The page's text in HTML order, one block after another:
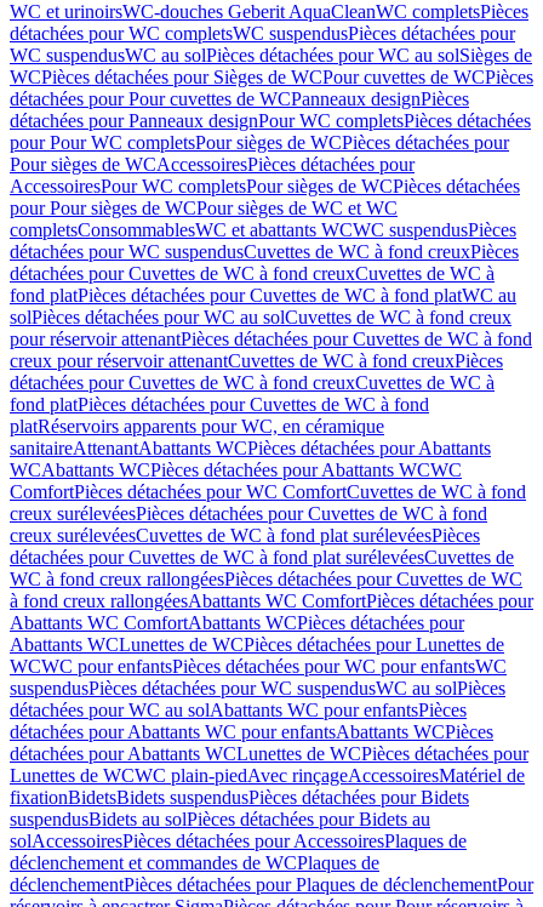
WC et urinoirsWC-douches Geberit AquaCleanWC completsPièces
détachées pour WC completsWC suspendusPièces détachées pour
WC suspendusWC au solPièces détachées pour WC au solSièges de
WCPièces détachées pour Sièges de WCPour cuvettes de WCPièces
détachées pour Pour cuvettes de WCPanneaux designPièces
détachées pour Panneaux designPour WC completsPièces détachées
pour Pour WC completsPour sièges de WCPièces détachées pour
Pour sièges de WCAccessoiresPièces détachées pour
AccessoiresPour WC completsPour sièges de WCPièces détachées
pour Pour sièges de WCPour sièges de WC et WC
completsConsommablesWC et abattants WCWC suspendusPièces
détachées pour WC suspendusCuvettes de WC à fond creuxPièces
détachées pour Cuvettes de WC à fond creuxCuvettes de WC à
fond platPièces détachées pour Cuvettes de WC à fond platWC au
solPièces détachées pour WC au solCuvettes de WC à fond creux
pour réservoir attenantPièces détachées pour Cuvettes de WC à fond
creux pour réservoir attenantCuvettes de WC à fond creuxPièces
détachées pour Cuvettes de WC à fond creuxCuvettes de WC à
fond platPièces détachées pour Cuvettes de WC à fond
platRéservoirs apparents pour WC, en céramique
sanitaireAttenantAbattants WCPièces détachées pour Abattants
WCAbattants WCPièces détachées pour Abattants WCWC
ComfortPièces détachées pour WC ComfortCuvettes de WC à fond
creux surélevéesPièces détachées pour Cuvettes de WC à fond
creux surélevéesCuvettes de WC à fond plat surélevéesPièces
détachées pour Cuvettes de WC à fond plat surélevéesCuvettes de
WC à fond creux rallongéesPièces détachées pour Cuvettes de WC
à fond creux rallongéesAbattants WC ComfortPièces détachées pour
Abattants WC ComfortAbattants WCPièces détachées pour
Abattants WCLunettes de WCPièces détachées pour Lunettes de
WCWC pour enfantsPièces détachées pour WC pour enfantsWC
suspendusPièces détachées pour WC suspendusWC au solPièces
détachées pour WC au solAbattants WC pour enfantsPièces
détachées pour Abattants WC pour enfantsAbattants WCPièces
détachées pour Abattants WCLunettes de WCPièces détachées pour
Lunettes de WCWC plain-piedAvec rinçageAccessoiresMatériel de
fixationBidetsBidets suspendusPièces détachées pour Bidets
suspendusBidets au solPièces détachées pour Bidets au
solAccessoiresPièces détachées pour AccessoiresPlaques de
déclenchement et commandes de WCPlaques de
déclenchementPièces détachées pour Plaques de déclenchementPour